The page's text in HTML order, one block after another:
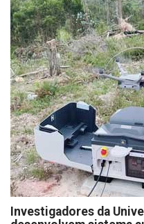
Investigadores da